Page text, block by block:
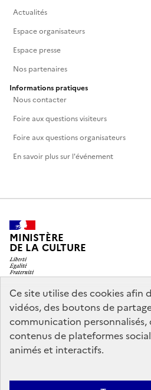
Ce site utilise des cookies afin
vidéos, des boutons de
communication personnalisés,
contenus de plateformes
animés et interactifs.
Actualités
Espace organisateurs
Espace presse
Nos partenaires
Informations pratiques
Nous contacter
Foire aux questions visiteurs
Foire aux questions organisateurs
En savoir plus sur l'événement
MINISTÈRE
DE LA CULTURE
legifrance.gouv.fr
info.gouv.fr
service-public.gouv.fr
Mentions légales